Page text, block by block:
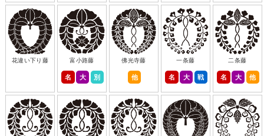
花違い下り藤 富小路藤
名 大 別
佛光寺藤
他
一条藤
名 大 戦
二条藤
名 大 他